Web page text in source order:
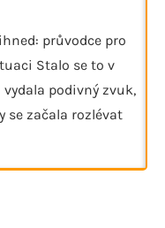
průvodce pro
Stalo se to v
vydala podivný zvuk,
se začala rozlévat